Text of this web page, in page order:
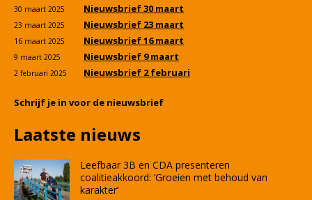
30 maart 2025 Nieuwsbrief 30 maart
23 maart 2025 Nieuwsbrief 23 maart
16 maart 2025 Nieuwsbrief 16 maart
9 maart 2025 Nieuwsbrief 9 maart
2 februari 2025 Nieuwsbrief 2 februari
Schrijf je in voor de nieuwsbrief
Laatste nieuws
Leefbaar 3B en CDA presenteren
coalitieakkoord: ‘Groeien met behoud van
karakter’